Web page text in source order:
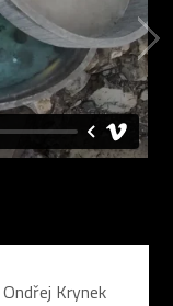
Ondřej Krynek